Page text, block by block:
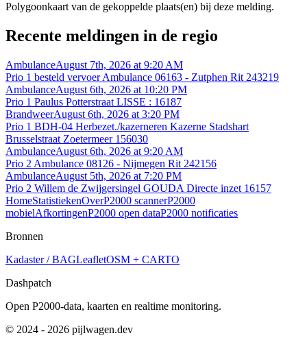
Polygoonkaart van de gekoppelde plaats(en) bij deze melding.
Recente meldingen in de regio
AmbulanceAugust 7th, 2026 at 9:20 AM
Prio 1 besteld vervoer Ambulance 06163 - Zutphen Rit 243219
AmbulanceAugust 6th, 2026 at 10:20 PM
Prio 1 Paulus Potterstraat LISSE : 16187
BrandweerAugust 6th, 2026 at 3:20 PM
Prio 1 BDH-04 Herbezet./kazerneren Kazerne Stadshart
Brusselstraat Zoetermeer 156030
AmbulanceAugust 6th, 2026 at 9:20 AM
Prio 2 Ambulance 08126 - Nijmegen Rit 242156
AmbulanceAugust 5th, 2026 at 7:20 PM
Prio 2 Willem de Zwijgersingel GOUDA Directe inzet 16157
HomeStatistiekenOverP2000 scannerP2000
mobielAfkortingenP2000 open dataP2000 notificaties
Bronnen
Kadaster / BAGLeafletOSM + CARTO
Dashpatch
Open P2000-data, kaarten en realtime monitoring.
© 2024 - 2026 pijlwagen.dev